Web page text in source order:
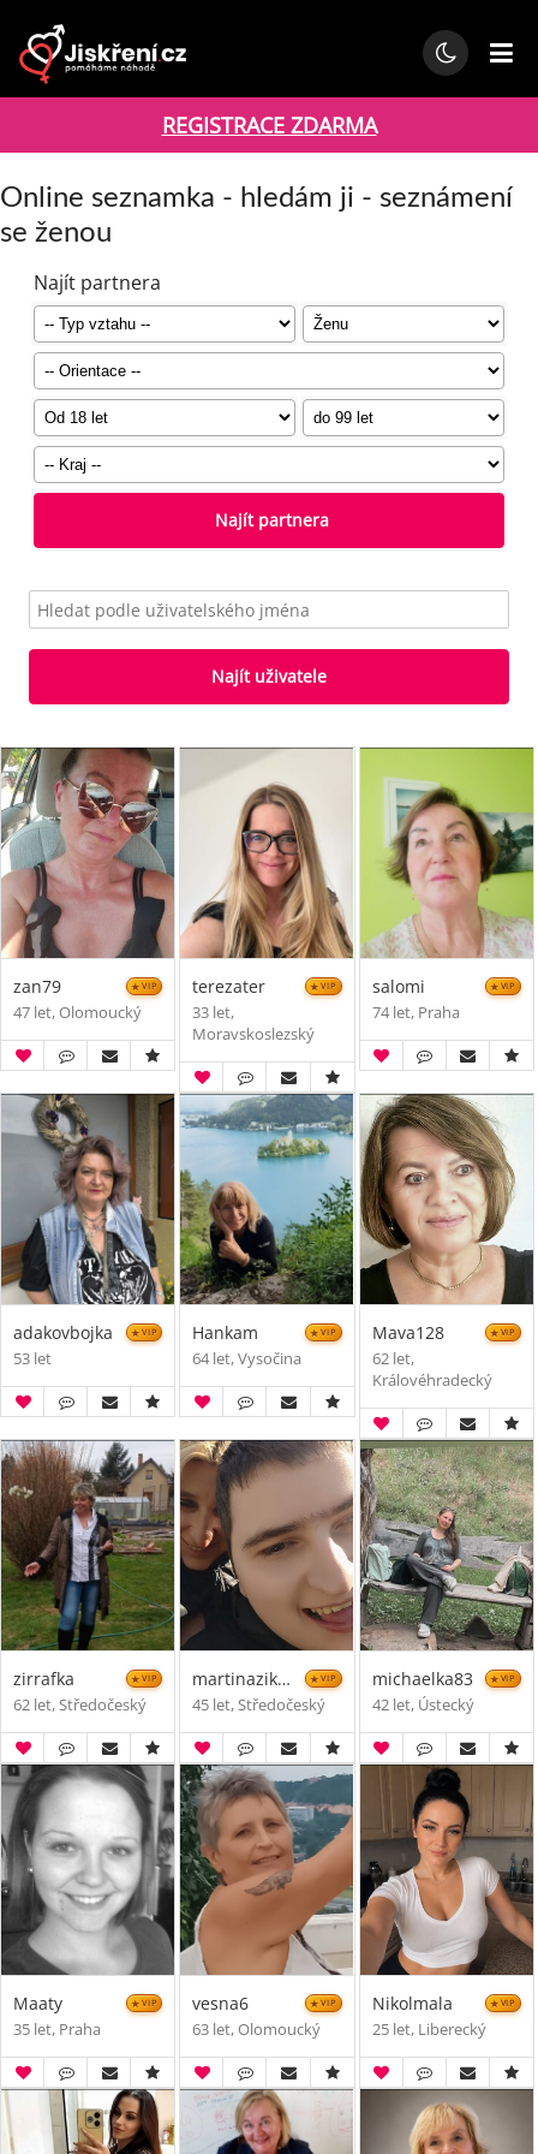
REGISTRACE ZDARMA
Online seznamka - hledám ji - seznámení
se ženou
Najít partnera
Najít partnera
Najít uživatele
zan79 VIP
47 let, Olomoucký
terezater VIP
33 let,
Moravskoslezský
salomi VIP
74 let, Praha
adakovbojka VIP
53 let
Hankam VIP
64 let, Vysočina
Mava128 VIP
62 let,
Královéhradecký
zirrafka VIP
62 let, Středočeský
martinazikmundo VIP
45 let, Středočeský
michaelka83 VIP
42 let, Ústecký
Maaty VIP
35 let, Praha
vesna6 VIP
63 let, Olomoucký
Nikolmala VIP
25 let, Liberecký